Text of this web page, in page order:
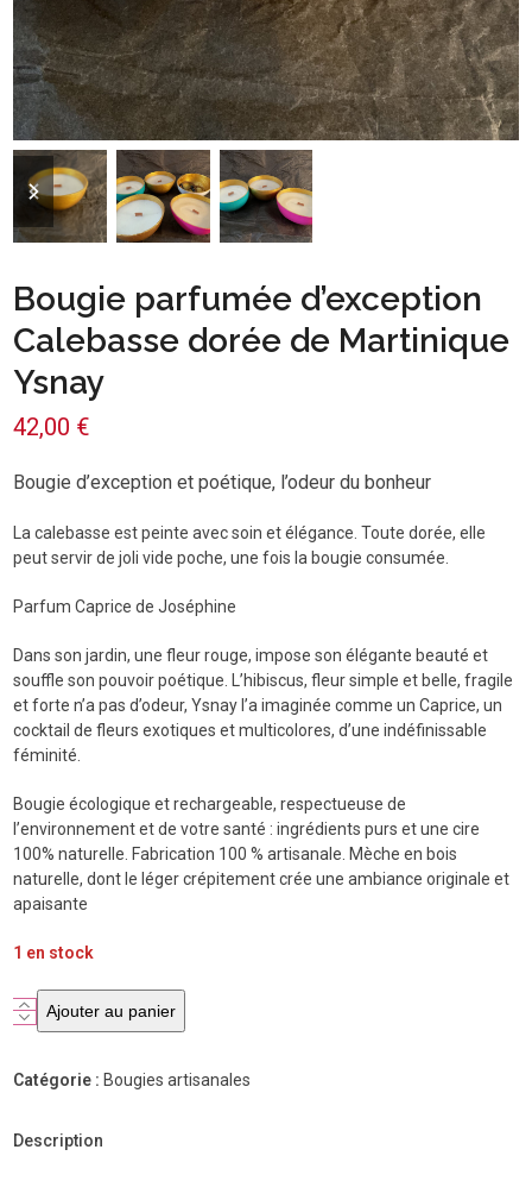
previous
slide
next
slide
Bougie parfumée d’exception
Calebasse dorée de Martinique
Ysnay
42,00 €
Bougie d’exception et poétique, l’odeur du bonheur
La calebasse est peinte avec soin et élégance. Toute dorée, elle
peut servir de joli vide poche, une fois la bougie consumée.
Parfum Caprice de Joséphine
Dans son jardin, une fleur rouge, impose son élégante beauté et
souffle son pouvoir poétique. L’hibiscus, fleur simple et belle, fragile
et forte n’a pas d’odeur, Ysnay l’a imaginée comme un Caprice, un
cocktail de fleurs exotiques et multicolores, d’une indéfinissable
féminité.
Bougie écologique et rechargeable, respectueuse de
l’environnement et de votre santé : ingrédients purs et une cire
100% naturelle. Fabrication 100 % artisanale. Mèche en bois
naturelle, dont le léger crépitement crée une ambiance originale et
apaisante
1 en stock
quantité
parfumée
Calebasse
Ajouter au panier
Catégorie : Bougies artisanales
Description